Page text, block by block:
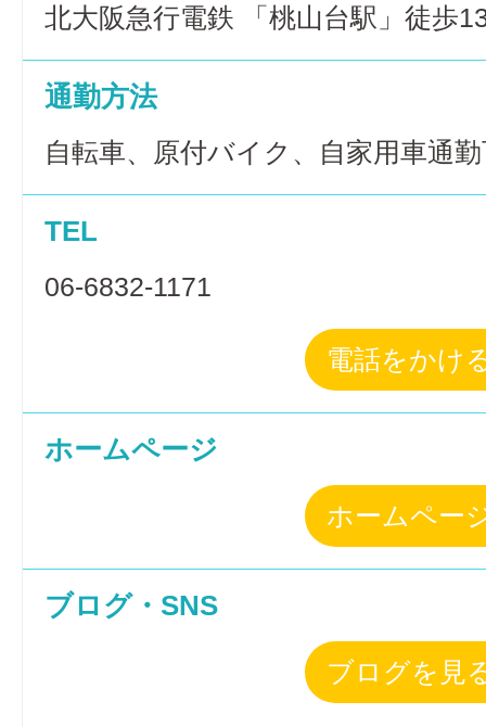
北大阪急行電鉄 「桃山台駅」徒歩
通勤方法
自転車、原付バイク、自家用車通
TEL
06-6832-1171
電話をかけ
ホームページ
ホームペー
ブログ・SNS
ブログを見